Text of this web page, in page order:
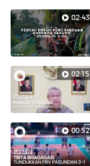
02:43
02:15
00:52